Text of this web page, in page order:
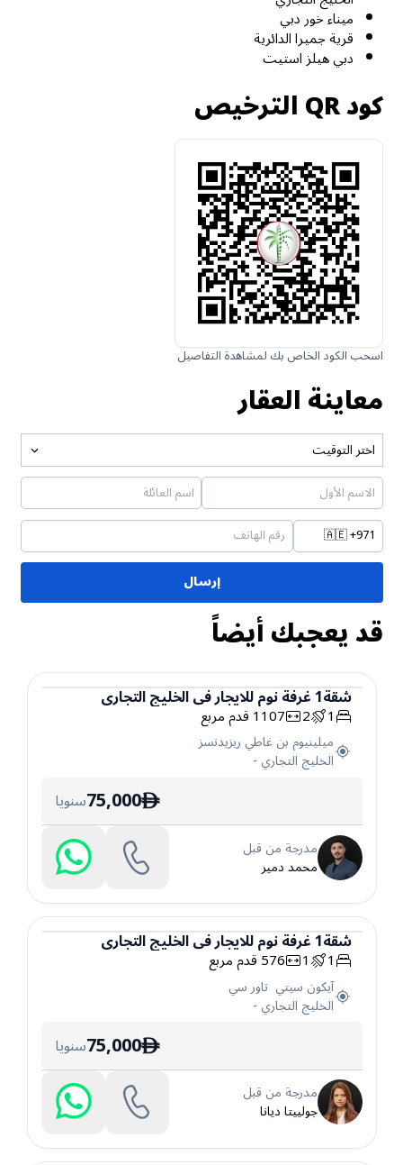
ميناء خور دبي
قرية جميرا الدائرية
دبي هيلز استيت
كود QR الترخيص
اسحب الكود الخاص بك لمشاهدة التفاصيل
معاينة العقار
اختر التوقيت
🇦🇪+971
إرسال
قد يعجبك أيضاً
شقة
شقة1غرفة نومللايجارفيالخليج التجاري
1
2
1107قدم مربع
ميلينيوم بن غاطي ريزيدنسز
الخليج التجاري -
ê
75,000سنويا
مدرجة من قبل
محمد دمير
شقة
شقة1غرفة نومللايجارفيالخليج التجاري
1
1
576قدم مربع
آيكون سيتي تاور سي
الخليج التجاري -
ê
75,000سنويا
مدرجة من قبل
جولييتا ديانا